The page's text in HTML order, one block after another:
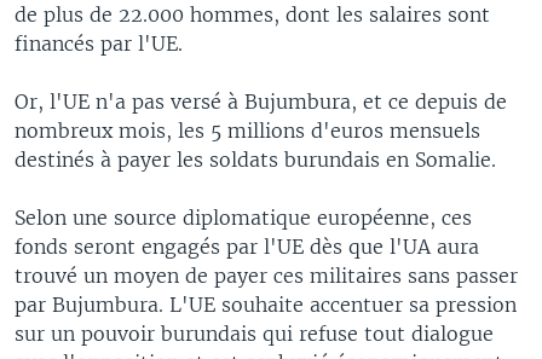
de plus de 22.000 hommes, dont les salaires sont
financés par l'UE.
Or, l'UE n'a pas versé à Bujumbura, et ce depuis de
nombreux mois, les 5 millions d'euros mensuels
destinés à payer les soldats burundais en Somalie.
Selon une source diplomatique européenne, ces
fonds seront engagés par l'UE dès que l'UA aura
trouvé un moyen de payer ces militaires sans passer
par Bujumbura. L'UE souhaite accentuer sa pression
sur un pouvoir burundais qui refuse tout dialogue